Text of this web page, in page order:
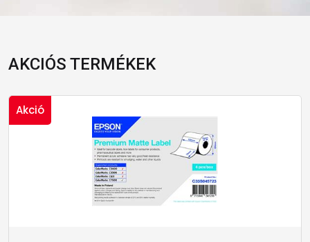
AKCIÓS TERMÉKEK
Akció